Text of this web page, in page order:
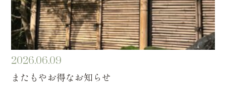
2026.06.09
またもやお得なお知らせ